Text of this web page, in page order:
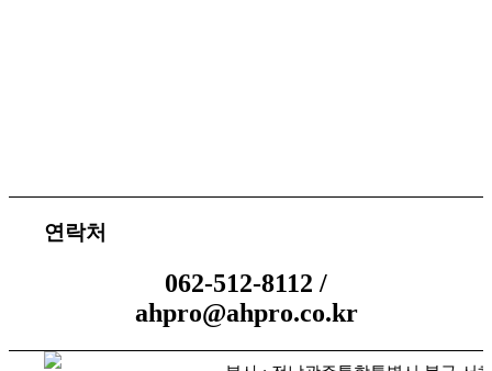
연락처
062-512-8112 /
ahpro@ahpro.co.kr